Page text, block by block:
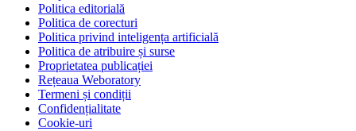
Politica editorială
Politica de corecturi
Politica privind inteligența artificială
Politica de atribuire și surse
Proprietatea publicației
Rețeaua Weboratory
Termeni și condiții
Confidențialitate
Cookie-uri